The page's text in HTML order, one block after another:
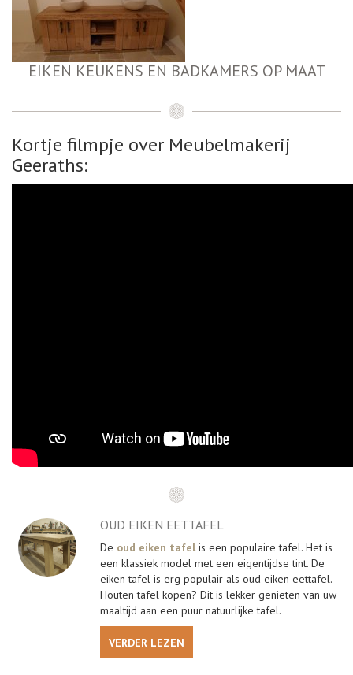
EIKEN KEUKENS EN BADKAMERS OP MAAT
Kortje filmpje over Meubelmakerij
Geeraths:
OUD EIKEN EETTAFEL
De oud eiken tafelis een populaire tafel. Het is
een klassiek model met een eigentijdse tint. De
eiken tafel is erg populair als oud eiken eettafel.
Houten tafel kopen? Dit is lekker genieten van uw
maaltijd aan een puur natuurlijke tafel.
VERDER LEZEN